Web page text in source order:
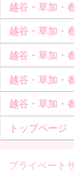
越谷・草加・
越谷・草加・
越谷・草加・
越谷・草加・
越谷・草加・
トップページ
プライベート